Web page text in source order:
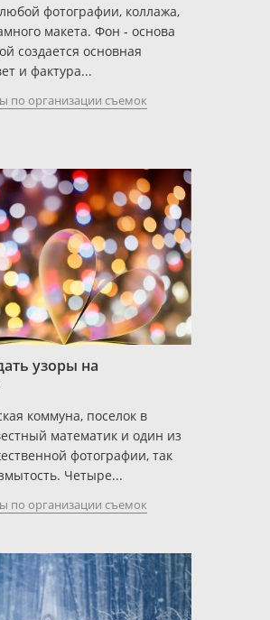
фотографии, коллажа,
макета. Фон - основа
создается основная
и фактура...
по организации съемок
узоры на
коммуна, поселок в
математик и один из
фотографии, так
Четыре...
по организации съемок